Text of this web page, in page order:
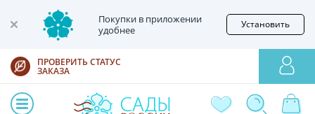
Покупки в приложении
удобнее
Установить
ПРОВЕРИТЬ СТАТУС
ЗАКАЗА